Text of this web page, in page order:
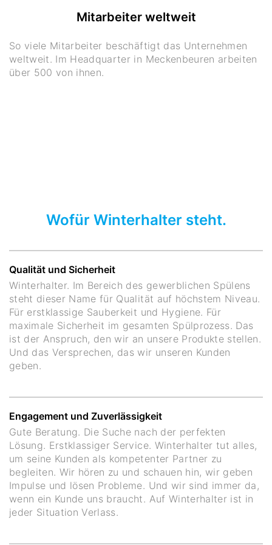
Mitarbeiter weltweit
So viele Mitarbeiter beschäftigt das Unternehmen
weltweit. Im Headquarter in Meckenbeuren arbeiten
über 500 von ihnen.
Wofür Winterhalter steht.
Qualität und Sicherheit
Winterhalter. Im Bereich des gewerblichen Spülens
steht dieser Name für Qualität auf höchstem Niveau.
Für erstklassige Sauberkeit und Hygiene. Für
maximale Sicherheit im gesamten Spülprozess. Das
ist der Anspruch, den wir an unsere Produkte stellen.
Und das Versprechen, das wir unseren Kunden
geben.
Engagement und Zuverlässigkeit
Gute Beratung. Die Suche nach der perfekten
Lösung. Erstklassiger Service. Winterhalter tut alles,
um seine Kunden als kompetenter Partner zu
begleiten. Wir hören zu und schauen hin, wir geben
Impulse und lösen Probleme. Und wir sind immer da,
wenn ein Kunde uns braucht. Auf Winterhalter ist in
jeder Situation Verlass.